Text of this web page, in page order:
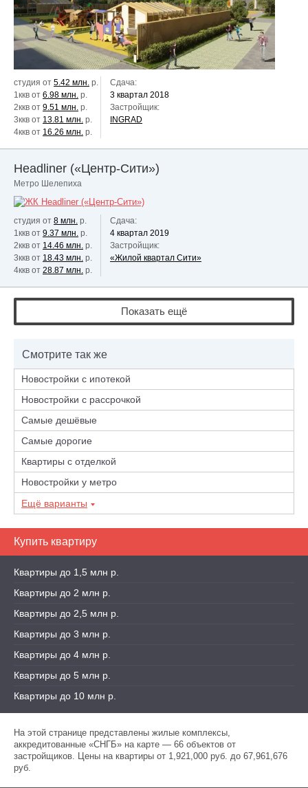
студия от 5.42 млн. р.
1ккв от 6.98 млн. р.
2ккв от 9.51 млн. р.
3ккв от 13.81 млн. р.
4ккв от 16.26 млн. р.
Сдача:
3 квартал 2018
Застройщик:
INGRAD
Headliner («Центр-Сити»)
Метро Шелепиха
студия от 8 млн. р.
1ккв от 9.37 млн. р.
2ккв от 14.46 млн. р.
3ккв от 18.43 млн. р.
4ккв от 28.87 млн. р.
Сдача:
4 квартал 2019
Застройщик:
«Жилой квартал Сити»
Показать ещё
Смотрите так же
Новостройки с ипотекой
Новостройки с рассрочкой
Самые дешёвые
Самые дорогие
Квартиры с отделкой
Новостройки у метро
Ещё варианты
Купить квартиру
Квартиры до 1,5 млн р.
Квартиры до 2 млн р.
Квартиры до 2,5 млн р.
Квартиры до 3 млн р.
Квартиры до 4 млн р.
Квартиры до 5 млн р.
Квартиры до 10 млн р.
На этой странице представлены жилые комплексы,
аккредитованные «СНГБ» на карте — 66 объектов от
застройщиков. Цены на квартиры от 1,921,000 руб. до 67,961,676
руб.